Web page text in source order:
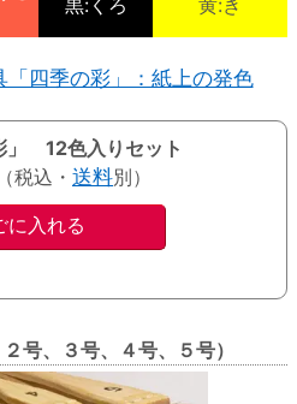
「四季の彩」：紙上の発色
」 12色入りセット
込・ 送料別）
号、３号、４号、５号）